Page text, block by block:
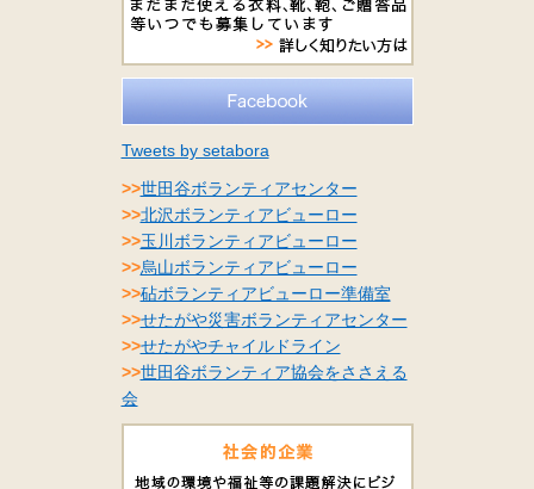
Tweets by setabora
>>世田谷ボランティアセンター
>>北沢ボランティアビューロー
>>玉川ボランティアビューロー
>>烏山ボランティアビューロー
>>砧ボランティアビューロー準備室
>>せたがや災害ボランティアセンター
>>せたがやチャイルドライン
>>世田谷ボランティア協会をささえる
会